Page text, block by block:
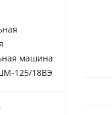
машина
125/18ВЭ